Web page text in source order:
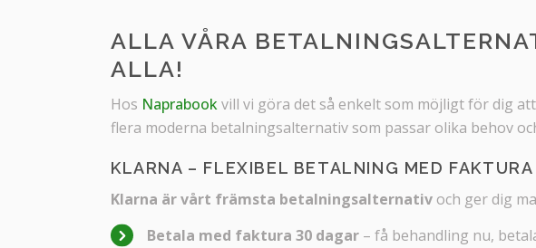
ALLA VÅRA
ALLA!
Hos Naprabookvill vi göra det så enkelt som möjligt för dig
flera moderna betalningsalternativ som passar olika behov
KLARNA – FLEXIBEL BETALNING MED
Klarna är vårt främsta betalningsalternativ och ger dig
Betala med faktura 30 dagar – få behandling nu,